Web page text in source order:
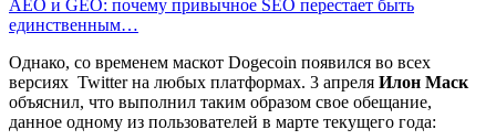
AEO и GEO: почему привычное SEO перестает быть
единственным…
Однако, со временем маскот Dogecoin появился во всех
версиях Twitter на любых платформах. 3 апреля Илон Маск
объяснил, что выполнил таким образом свое обещание,
данное одному из пользователей в марте текущего года: